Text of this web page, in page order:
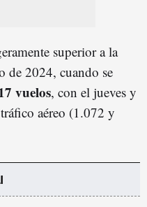
superior a la
de 2024, cuando se
vuelos, con el jueves y
aéreo (1.072 y